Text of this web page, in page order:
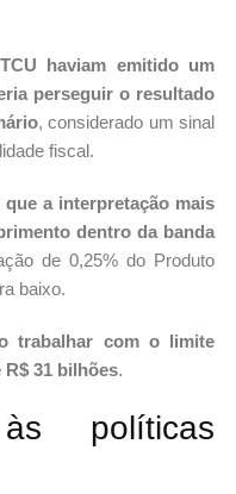
haviam emitido um
perseguir o resultado
, considerado um sinal
fiscal.
a interpretação mais
dentro da banda
de 0,25% do Produto
baixo.
trabalhar com o limite
31 bilhões.
políticas